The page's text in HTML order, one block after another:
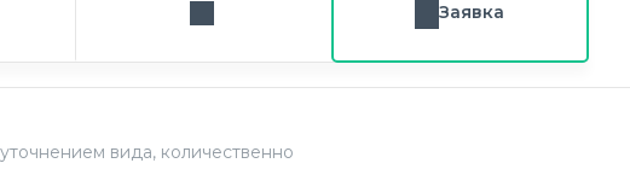
нам Заказ звонка Заявка
вида, количественно